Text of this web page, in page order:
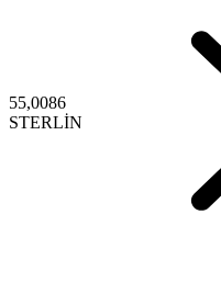
55,0086
STERLİN